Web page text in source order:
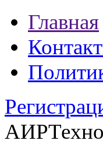
Главная
АИРТехно